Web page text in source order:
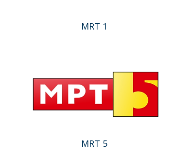
MRT 1
MRT 5